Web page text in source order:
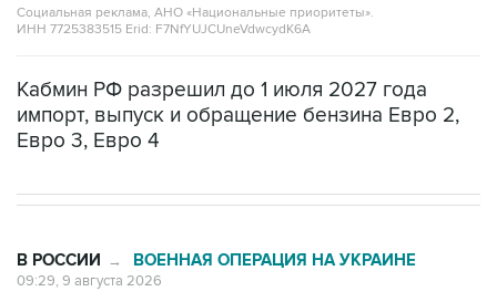
Социальная реклама, АНО «Национальные приоритеты».
ИНН 7725383515 Erid: F7NfYUJCUneVdwcydK6A
Кабмин РФ разрешил до 1 июля 2027 года
импорт, выпуск и обращение бензина Евро 2,
Евро 3, Евро 4
В РОССИИ → ВОЕННАЯ ОПЕРАЦИЯ НА УКРАИНЕ
09:29, 9 августа 2026